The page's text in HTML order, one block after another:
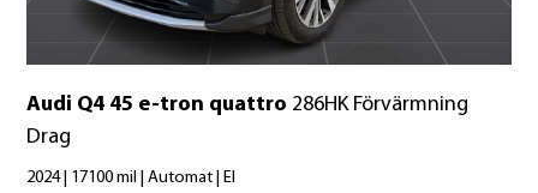
Audi Q4 45 e-tron quattro 286HK Förvärmning
Drag
2024 | 17100 mil | Automat | El